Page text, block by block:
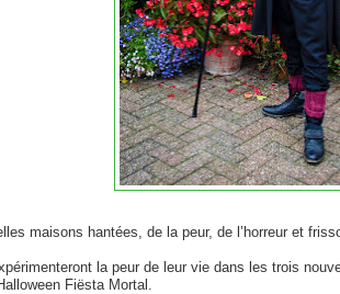
maisons hantées, de la peur, de l’horreur et
la peur de leur vie dans les trois
Fiësta Mortal.